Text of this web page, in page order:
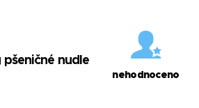
pšeničné nudle
nehodnoceno